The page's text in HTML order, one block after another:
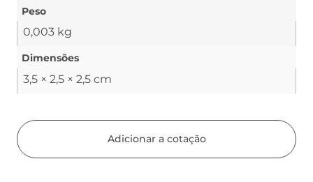
Peso
0,003 kg
Dimensões
3,5 × 2,5 × 2,5 cm
Adicionar a cotação